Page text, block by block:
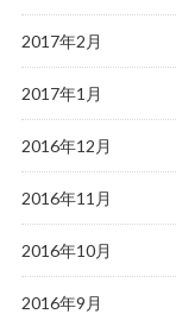
2017年2月
2017年1月
2016年12月
2016年11月
2016年10月
2016年9月